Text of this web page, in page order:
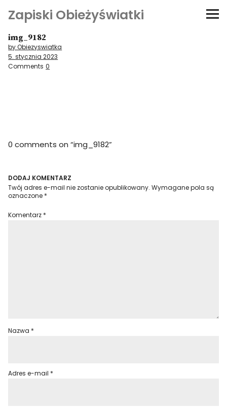
Zapiski Obieżyświatki
Podróże
Kultura i sztuka
Niezwyczajne ściany
Dom na kółkach
img_9182
by Obiezyswiatka
5. stycznia 2023
Comments 0
0 comments on “img_9182”
DODAJ KOMENTARZ
Twój adres e-mail nie zostanie opublikowany. Wymagane pola są
oznaczone *
Komentarz *
Nazwa *
Adres e-mail *